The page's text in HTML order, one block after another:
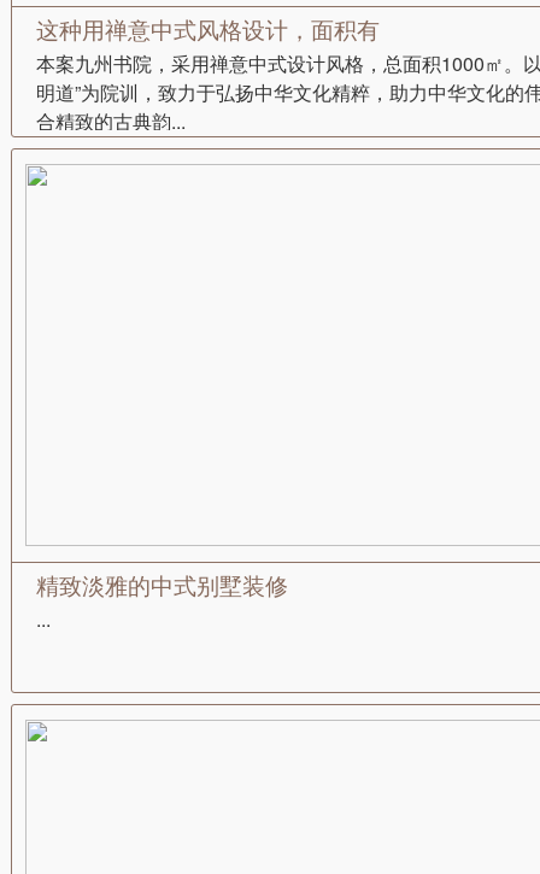
这种用禅意中式风格设计，面积有
本案九州书院，采用禅意中式设计风格，总面积1000㎡。
明道”为院训，致力于弘扬中华文化精粹，助力中华文化的
合精致的古典韵...
精致淡雅的中式别墅装修
...